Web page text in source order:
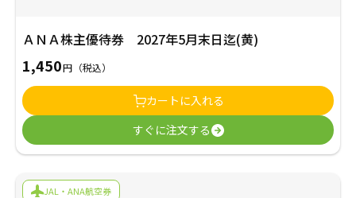
ＡＮＡ株主優待券 2027年5月末日迄(黄)
1,450円 （税込）
カートに入れる
すぐに注文する
JAL・ANA航空券